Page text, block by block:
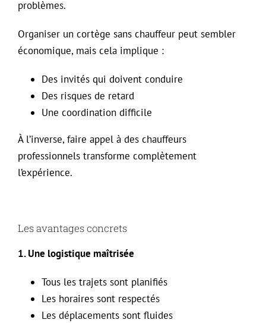
problèmes.
Organiser un cortège sans chauffeur peut sembler
économique, mais cela implique :
Des invités qui doivent conduire
Des risques de retard
Une coordination difficile
À l’inverse, faire appel à des chauffeurs
professionnels transforme complètement
l’expérience.
Les avantages concrets
1. Une logistique maîtrisée
Tous les trajets sont planifiés
Les horaires sont respectés
Les déplacements sont fluides